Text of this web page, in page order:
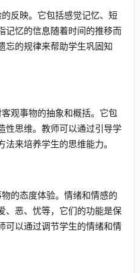
反映。它包括感觉记忆、短
记忆的信息随着时间的推移而
忘的规律来帮助学生巩固知
观事物的抽象和概括。它包
性思维。教师可以通过引导学
来培养学生的思维能力。
的态度体验。情绪和情感的
、恶、忧等，它们的功能是保
可以通过调节学生的情绪和情